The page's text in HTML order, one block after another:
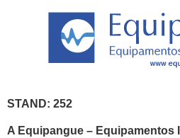
STAND: 252
A Equipangue – Equipamentos